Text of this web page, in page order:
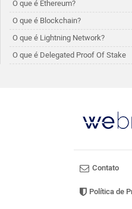
O que é Ethereum?
O que é Blockchain?
O que é Lightning Network?
O que é Delegated Proof Of Stake
Contato
Política de